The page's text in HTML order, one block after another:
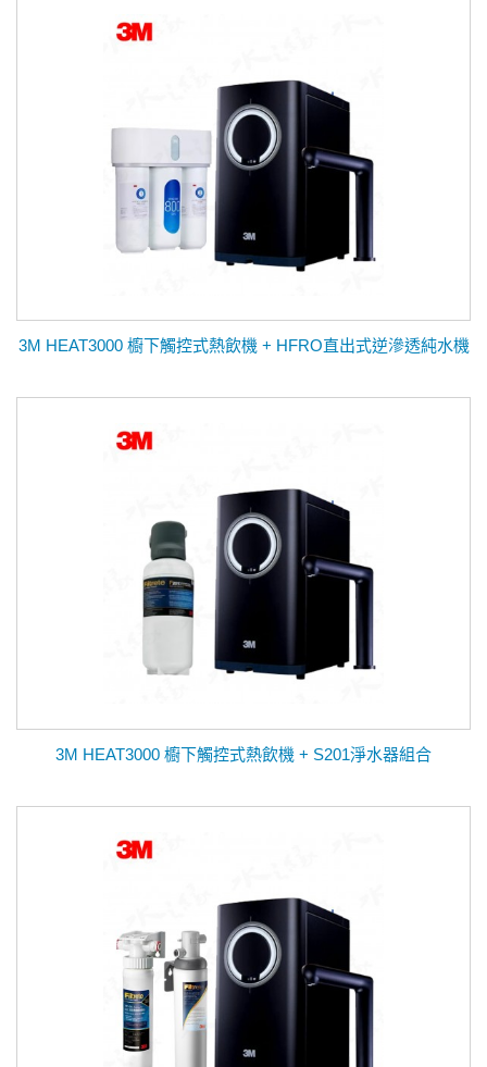
3M HEAT3000 櫥下觸控式熱飲機 + HFRO直出式逆滲透純水機
3M HEAT3000 櫥下觸控式熱飲機 + S201淨水器組合